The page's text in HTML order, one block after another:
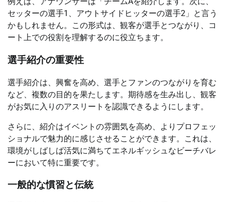
セッターの選手1、アウトサイドヒッターの選手2」と言う
かもしれません。この形式は、観客が選手とつながり、コ
ート上での役割を理解するのに役立ちます。
選手紹介の重要性
選手紹介は、興奮を高め、選手とファンのつながりを育む
など、複数の目的を果たします。期待感を生み出し、観客
がお気に入りのアスリートを認識できるようにします。
さらに、紹介はイベントの雰囲気を高め、よりプロフェッ
ショナルで魅力的に感じさせることができます。これは、
環境がしばしば活気に満ちてエネルギッシュなビーチバレ
ーにおいて特に重要です。
一般的な慣習と伝統